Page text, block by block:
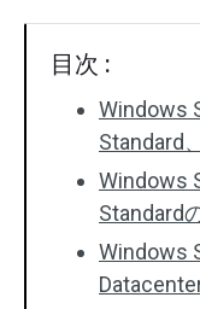
目次 :
Windows
Standard
Windows
Standard
Windows